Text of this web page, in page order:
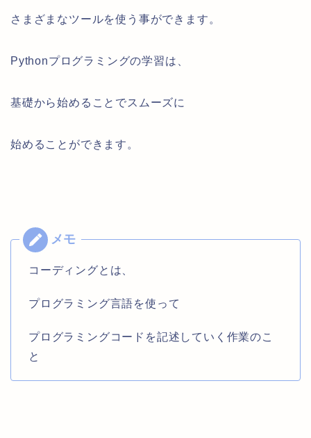
さまざまなツールを使う事ができます。
Pythonプログラミングの学習は、
基礎から始めることでスムーズに
始めることができます。
コーディングとは、
プログラミング言語を使って
プログラミングコードを記述していく作業のこ
と